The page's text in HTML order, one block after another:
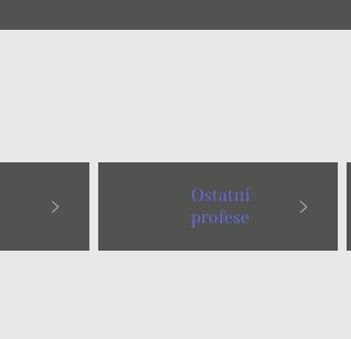
Ostatní
profese